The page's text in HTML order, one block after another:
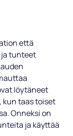
että
tunteet
löytäneet
kun taas toiset
Onneksi on
ja käyttää